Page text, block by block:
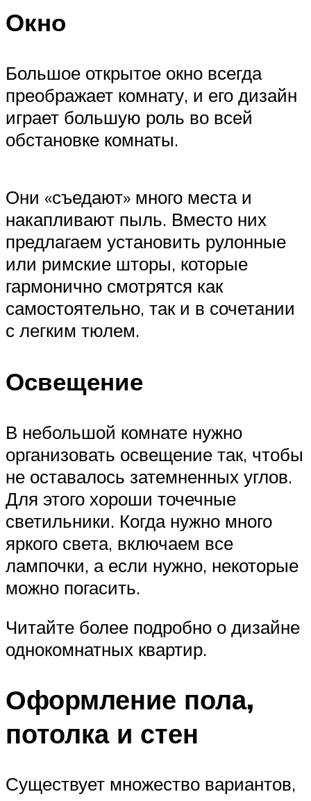
Окно
Большое открытое окно всегда
преображает комнату, и его дизайн
играет большую роль во всей
обстановке комнаты.
Они «съедают» много места и
накапливают пыль. Вместо них
предлагаем установить рулонные
или римские шторы, которые
гармонично смотрятся как
самостоятельно, так и в сочетании
с легким тюлем.
Освещение
В небольшой комнате нужно
организовать освещение так, чтобы
не оставалось затемненных углов.
Для этого хороши точечные
светильники. Когда нужно много
яркого света, включаем все
лампочки, а если нужно, некоторые
можно погасить.
Читайте более подробно о дизайне
однокомнатных квартир.
Оформление пола,
потолка и стен
Существует множество вариантов,